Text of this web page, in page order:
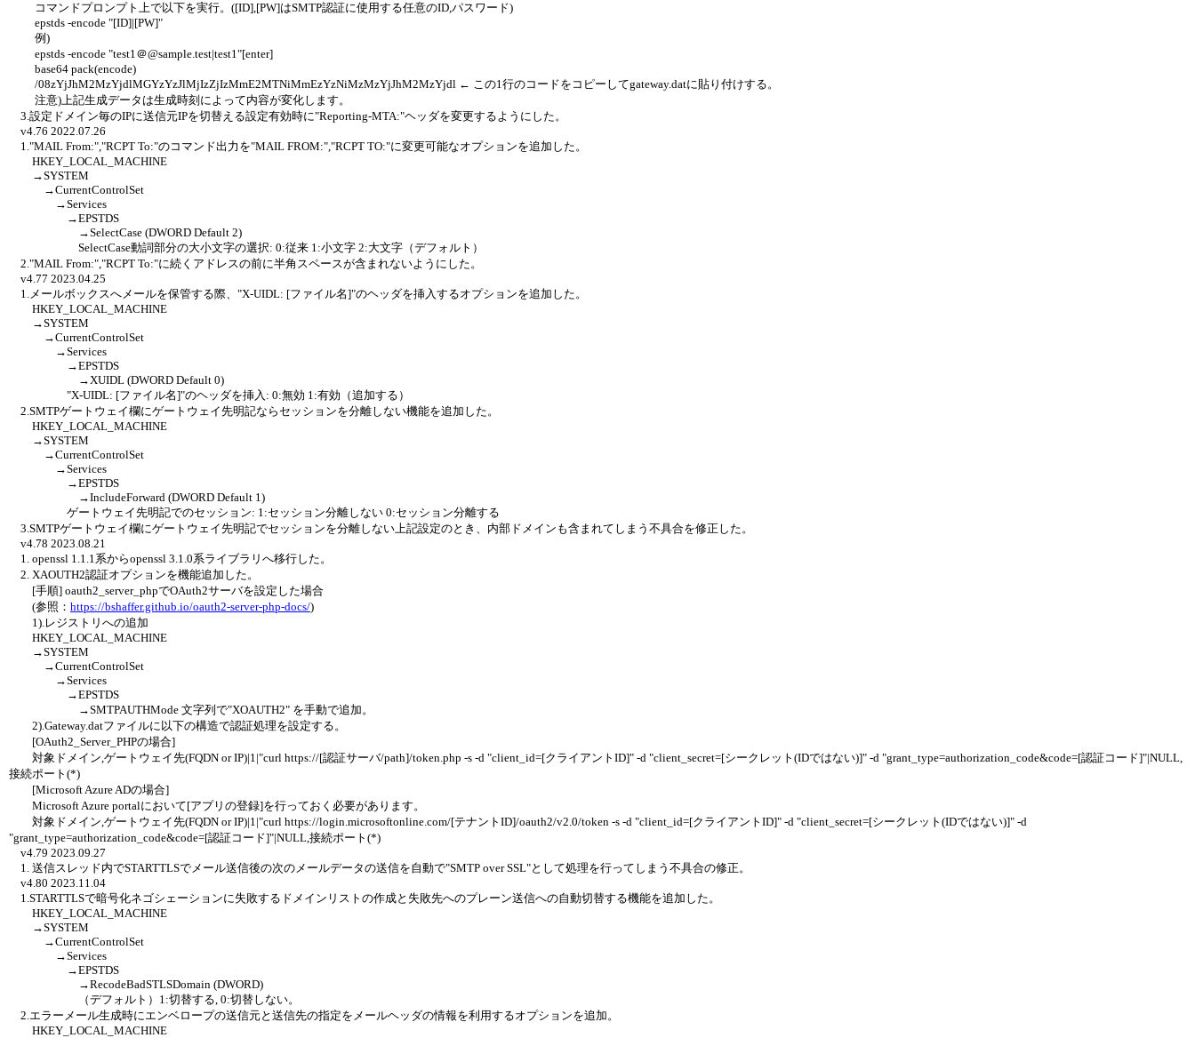
コマンドプロンプト上で以下を実行。([ID],[PW]はSMTP認証に使用する任意のID,パスワード)
epstds -encode "[ID]|[PW]"
例)
epstds -encode "test1＠@sample.test|test1"[enter]
base64 pack(encode)
/08zYjJhM2MzYjdlMGYzYzJlMjIzZjIzMmE2MTNiMmEzYzNiMzMzYjJhM2MzYjdl ← この1行のコードをコピーしてgateway.datに貼り付けする。
注意)上記生成データは生成時刻によって内容が変化します。
3.設定ドメイン毎のIPに送信元IPを切替える設定有効時に"Reporting-MTA:"ヘッダを変更するようにした。
v4.76 2022.07.26
1."MAIL From:","RCPT To:"のコマンド出力を"MAIL FROM:","RCPT TO:"に変更可能なオプションを追加した。
HKEY_LOCAL_MACHINE
→SYSTEM
→CurrentControlSet
→Services
→EPSTDS
→SelectCase (DWORD Default 2)
SelectCase動詞部分の大小文字の選択: 0:従来 1:小文字 2:大文字（デフォルト）
2."MAIL From:","RCPT To:"に続くアドレスの前に半角スペースが含まれないようにした。
v4.77 2023.04.25
1.メールボックスへメールを保管する際、"X-UIDL: [ファイル名]"のヘッダを挿入するオプションを追加した。
HKEY_LOCAL_MACHINE
→SYSTEM
→CurrentControlSet
→Services
→EPSTDS
→XUIDL (DWORD Default 0)
"X-UIDL: [ファイル名]"のヘッダを挿入: 0:無効 1:有効（追加する）
2.SMTPゲートウェイ欄にゲートウェイ先明記ならセッションを分離しない機能を追加した。
HKEY_LOCAL_MACHINE
→SYSTEM
→CurrentControlSet
→Services
→EPSTDS
→IncludeForward (DWORD Default 1)
ゲートウェイ先明記でのセッション: 1:セッション分離しない 0:セッション分離する
3.SMTPゲートウェイ欄にゲートウェイ先明記でセッションを分離しない上記設定のとき、内部ドメインも含まれてしまう不具合を修正した。
v4.78 2023.08.21
1. openssl 1.1.1系からopenssl 3.1.0系ライブラリへ移行した。
2. XAOUTH2認証オプションを機能追加した。
[手順] oauth2_server_phpでOAuth2サーバを設定した場合
(参照： https://bshaffer.github.io/oauth2-server-php-docs/)
1).レジストリへの追加
HKEY_LOCAL_MACHINE
→SYSTEM
→CurrentControlSet
→Services
→EPSTDS
→SMTPAUTHMode 文字列で"XOAUTH2" を手動で追加。
2).Gateway.datファイルに以下の構造で認証処理を設定する。
[OAuth2_Server_PHPの場合]
対象ドメイン,ゲートウェイ先(FQDN or IP)|1|"curl https://[認証サーバ/path]/token.php -s -d "client_id=[クライアントID]" -d "client_secret=[シークレット(IDではない)]" -d "grant_type=authorization_code&code=[認証コード]"|NULL,
接続ポート(*)
[Microsoft Azure ADの場合]
Microsoft Azure portalにおいて[アプリの登録]を行っておく必要があります。
対象ドメイン,ゲートウェイ先(FQDN or IP)|1|"curl https://login.microsoftonline.com/[テナントID]/oauth2/v2.0/token -s -d "client_id=[クライアントID]" -d "client_secret=[シークレット(IDではない)]" -d
"grant_type=authorization_code&code=[認証コード]"|NULL,接続ポート(*)
v4.79 2023.09.27
1. 送信スレッド内でSTARTTLSでメール送信後の次のメールデータの送信を自動で"SMTP over SSL"として処理を行ってしまう不具合の修正。
v4.80 2023.11.04
1.STARTTLSで暗号化ネゴシェーションに失敗するドメインリストの作成と失敗先へのプレーン送信への自動切替する機能を追加した。
HKEY_LOCAL_MACHINE
→SYSTEM
→CurrentControlSet
→Services
→EPSTDS
→RecodeBadSTLSDomain (DWORD)
（デフォルト）1:切替する, 0:切替しない。
2.エラーメール生成時にエンベロープの送信元と送信先の指定をメールヘッダの情報を利用するオプションを追加。
HKEY_LOCAL_MACHINE